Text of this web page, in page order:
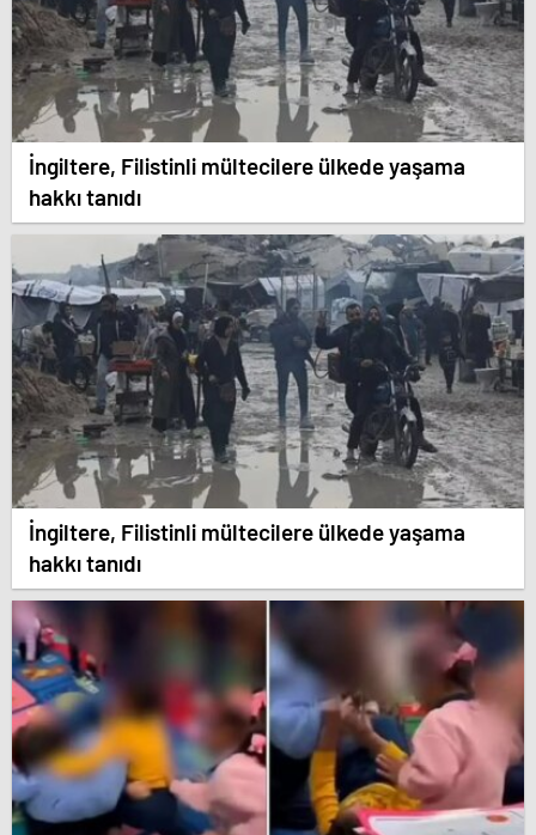
İngiltere, Filistinli mültecilere ülkede yaşama
hakkı tanıdı
İngiltere, Filistinli mültecilere ülkede yaşama
hakkı tanıdı